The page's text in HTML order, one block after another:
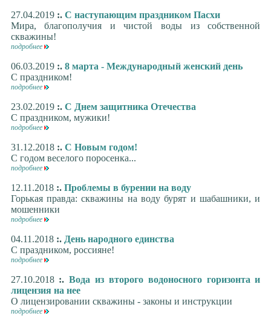
27.04.2019:. С наступающим праздником Пасхи
Мира, благополучия и чистой воды из собственной
скважины!
подробнее
06.03.2019:. 8 марта - Международный женский день
С праздником!
подробнее
23.02.2019:. С Днем защитника Отечества
С праздником, мужики!
подробнее
31.12.2018:. С Новым годом!
С годом веселого поросенка...
подробнее
12.11.2018:. Проблемы в бурении на воду
Горькая правда: скважины на воду бурят и шабашники, и
мошенники
подробнее
04.11.2018:. День народного единства
С праздником, россияне!
подробнее
27.10.2018:.Вода из второго водоносного горизонта и
лицензия на нее
О лицензировании скважины - законы и инструкции
подробнее